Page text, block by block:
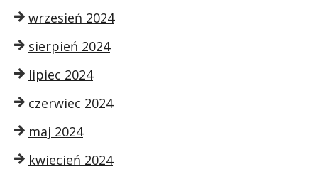
wrzesień 2024
sierpień 2024
lipiec 2024
czerwiec 2024
maj 2024
kwiecień 2024